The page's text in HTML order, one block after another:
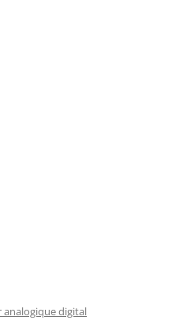
analogique digital